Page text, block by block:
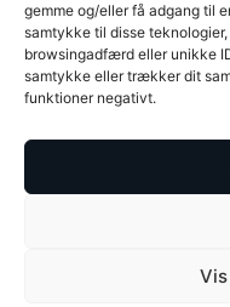
gemme og/eller få adgang til
samtykke til disse
browsingadfærd eller unikke
samtykke eller trækker dit
funktioner negativt.
T +45 86 92 47 11